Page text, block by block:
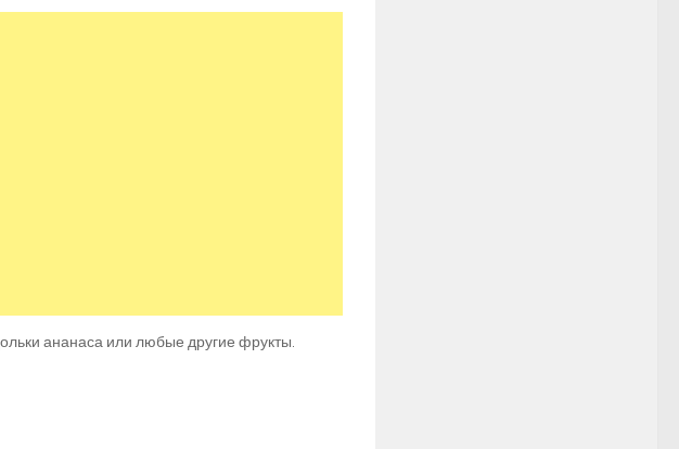
ананаса или любые другие фрукты.